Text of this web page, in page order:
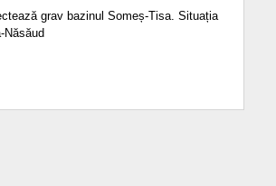
grav bazinul Someș-Tisa. Situația
Năsăud